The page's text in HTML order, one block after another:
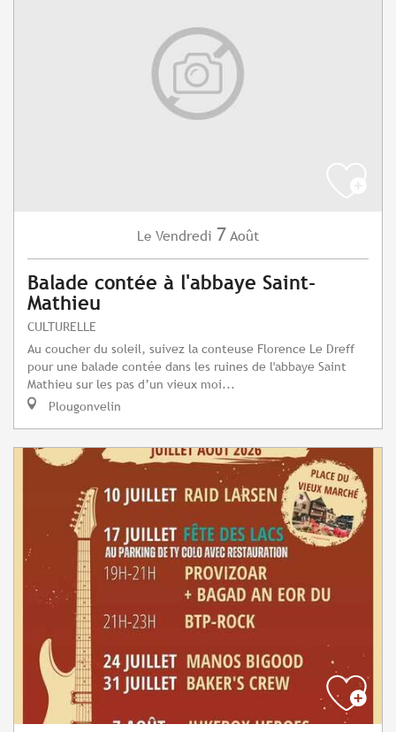
Le Vendredi 7 Août
Balade contée à l'abbaye Saint-
Mathieu
CULTURELLE
Au coucher du soleil, suivez la conteuse Florence Le Dreff
pour une balade contée dans les ruines de l'abbaye Saint
Mathieu sur les pas d’un vieux moi...
Plougonvelin